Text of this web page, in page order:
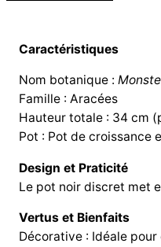
Caractéristiques
Nom botanique :
Famille : Aracées
Hauteur totale : 34 cm
Pot : Pot de croissance
Design et Praticité
Le pot noir discret met
Vertus et Bienfaits
Décorative : Idéale